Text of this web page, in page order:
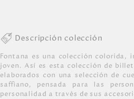
Descripción colección
Fontana es una colección colorida,
joven. Así es esta colección de
elaborados con una selección de
saffiano, pensada para las
personalidad a través de sus